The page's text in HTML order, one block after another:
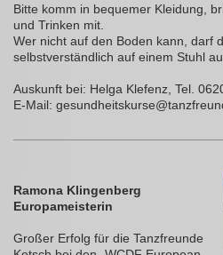
Bitte komm in bequemer Kleidung,
und Trinken mit.
Wer nicht auf den Boden kann, darf
selbstverständlich auf einem Stuhl
Auskunft bei: Helga Klefenz, Tel.
E-Mail:
Ramona Klingenberg
Europameisterin
Großer Erfolg für die Tanzfreunde